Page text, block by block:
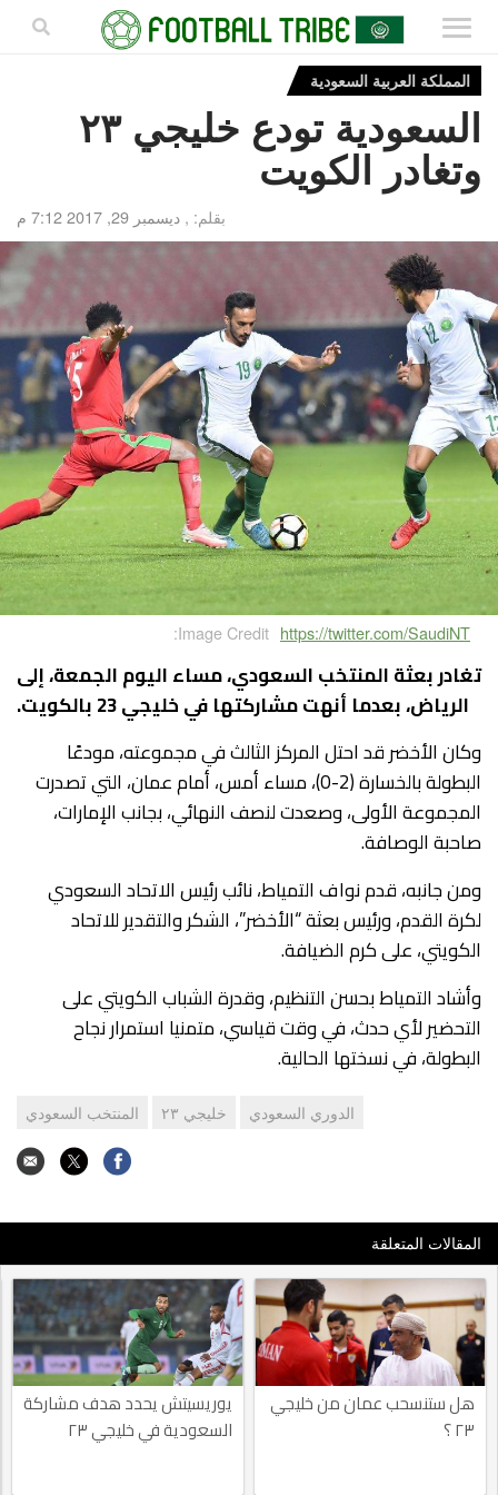
المملكة العربية السعودية
السعودية تودع خليجي ٢٣
وتغادر الكويت
بقلم: , ديسمبر 29, 2017 7:12 م
Image Credit: https://twitter.com/SaudiNT
تغادر بعثة المنتخب السعودي، مساء اليوم الجمعة، إلى
الرياض، بعدما أنهت مشاركتها في خليجي 23 بالكويت.
وكان الأخضر قد احتل المركز الثالث في مجموعته، مودعًا
البطولة بالخسارة (2-0)، مساء أمس، أمام عمان، التي تصدرت
المجموعة الأولى، وصعدت لنصف النهائي، بجانب الإمارات،
صاحبة الوصافة.
ومن جانبه، قدم نواف التمياط، نائب رئيس الاتحاد السعودي
لكرة القدم، ورئيس بعثة “الأخضر”، الشكر والتقدير للاتحاد
الكويتي، على كرم الضيافة.
وأشاد التمياط بحسن التنظيم، وقدرة الشباب الكويتي على
التحضير لأي حدث، في وقت قياسي، متمنيا استمرار نجاح
البطولة، في نسختها الحالية.
الدوري السعودي خليجي ٢٣ المنتخب السعودي
المقالات المتعلقة
هل ستنسحب عمان من خليجي
٢٣ ؟
يوريسيتش يحدد هدف مشاركة
السعودية في خليجي ٢٣